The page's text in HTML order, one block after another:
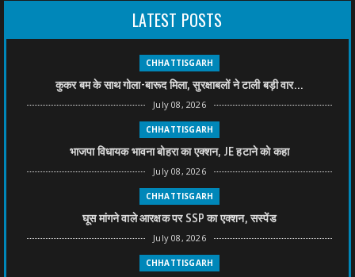
LATEST POSTS
CHHATTISGARH
कुकर बम के साथ गोला-बारूद मिला, सुरक्षाबलों ने टाली बड़ी वार...
July 08, 2026
CHHATTISGARH
भाजपा विधायक भावना बोहरा का एक्शन, JE हटाने को कहा
July 08, 2026
CHHATTISGARH
घूस मांगने वाले आरक्षक पर SSP का एक्शन, सस्पेंड
July 08, 2026
CHHATTISGARH